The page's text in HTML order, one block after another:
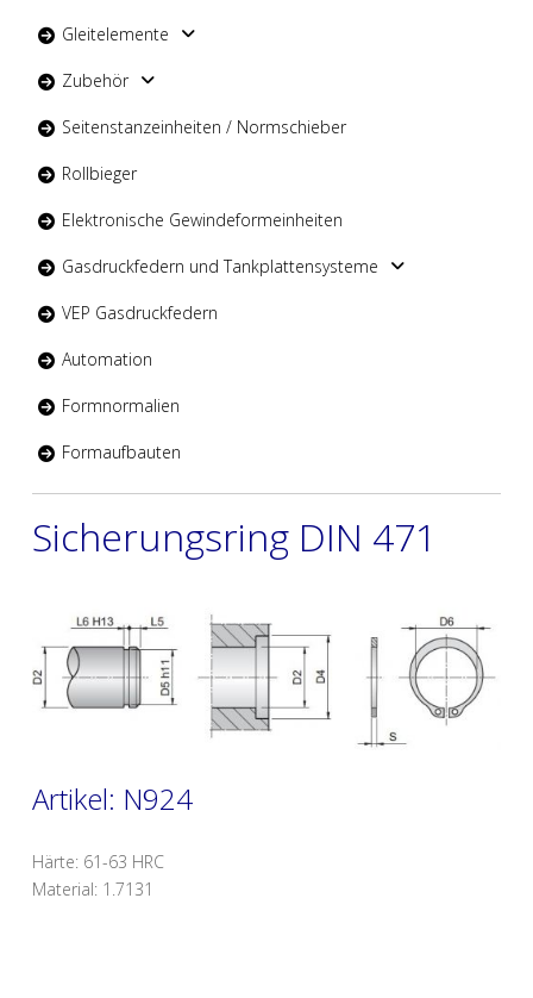
Gleitelemente
Zubehör
Seitenstanzeinheiten / Normschieber
Rollbieger
Elektronische Gewindeformeinheiten
Gasdruckfedern und Tankplattensysteme
VEP Gasdruckfedern
Automation
Formnormalien
Formaufbauten
Sicherungsring DIN 471
Artikel: N924
Härte: 61-63 HRC
Material: 1.7131